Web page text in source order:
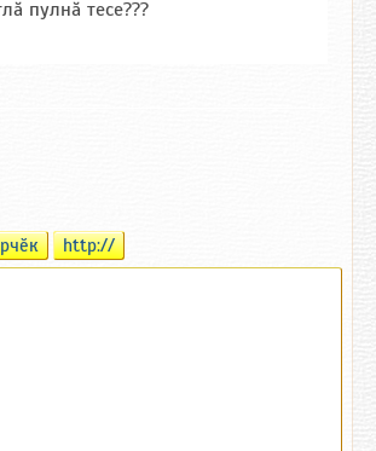
пулнă тесе???
http://